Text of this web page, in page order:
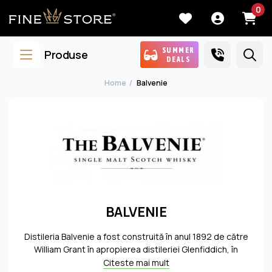
0
Produse
SUMMER
DEALS
Home Balvenie
BALVENIE
Distileria Balvenie a fost construită în anul 1892 de către
William Grant în apropierea distileriei Glenfiddich, în
Dufftown. Cele două distilerii foloseau aceeaşi sursă de
Citeste mai mult